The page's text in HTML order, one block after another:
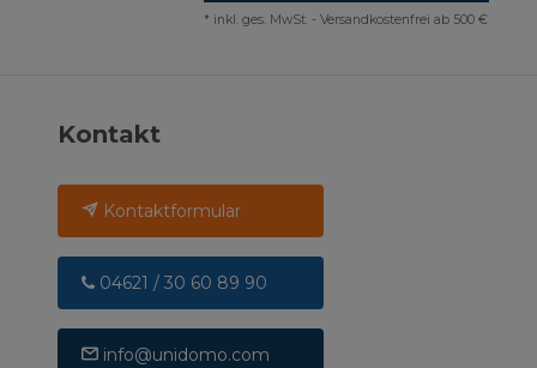
* inkl. ges. MwSt. - Versandkostenfrei ab 500 €
Kontakt
Kontaktformular
04621 / 30 60 89 90
info@unidomo.com